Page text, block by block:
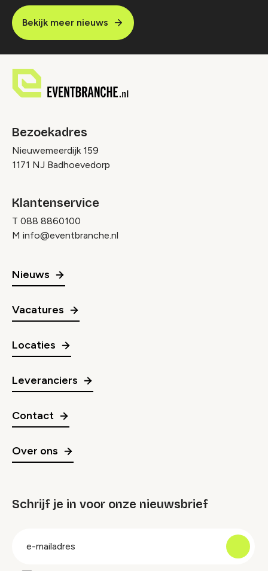
Bekijk meer nieuws
Bezoekadres
Nieuwemeerdijk 159
1171 NJ Badhoevedorp
Klantenservice
T 088 8860100
M info@eventbranche.nl
Nieuws
Vacatures
Locaties
Leveranciers
Contact
Over ons
Schrijf je in voor onze nieuwsbrief